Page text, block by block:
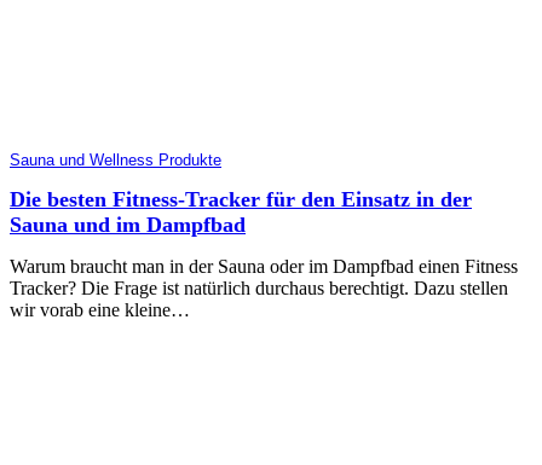
Sauna und Wellness Produkte
Die besten Fitness-Tracker für den Einsatz in der
Sauna und im Dampfbad
Warum braucht man in der Sauna oder im Dampfbad einen Fitness
Tracker? Die Frage ist natürlich durchaus berechtigt. Dazu stellen
wir vorab eine kleine…